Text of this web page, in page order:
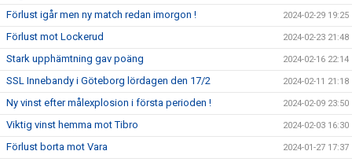
Förlust igår men ny match redan imorgon ! 2024-02-29 19:25
Förlust mot Lockerud 2024-02-23 21:48
Stark upphämtning gav poäng 2024-02-16 22:14
SSL Innebandy i Göteborg lördagen den 17/2 2024-02-11 21:18
Ny vinst efter målexplosion i första perioden ! 2024-02-09 23:50
Viktig vinst hemma mot Tibro 2024-02-03 16:30
Förlust borta mot Vara 2024-01-27 17:37